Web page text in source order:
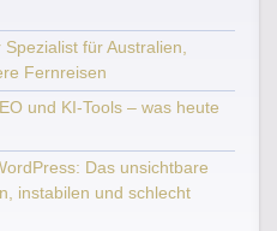
für Australien,
Fernreisen
und KI-Tools – was heute
Das unsichtbare
instabilen und schlecht